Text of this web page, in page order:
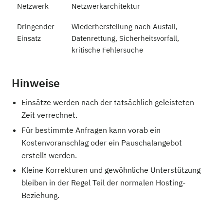
Netzwerk
Netzwerkarchitektur
Dringender
Einsatz
Wiederherstellung nach Ausfall,
Datenrettung, Sicherheitsvorfall,
kritische Fehlersuche
Hinweise
Einsätze werden nach der tatsächlich geleisteten
Zeit verrechnet.
Für bestimmte Anfragen kann vorab ein
Kostenvoranschlag oder ein Pauschalangebot
erstellt werden.
Kleine Korrekturen und gewöhnliche Unterstützung
bleiben in der Regel Teil der normalen Hosting-
Beziehung.